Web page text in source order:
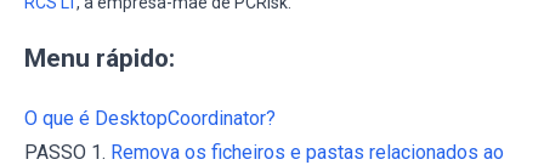
Menu rápido:
O que é DesktopCoordinator?
PASSO 1. Remova os ficheiros e pastas relacionados ao